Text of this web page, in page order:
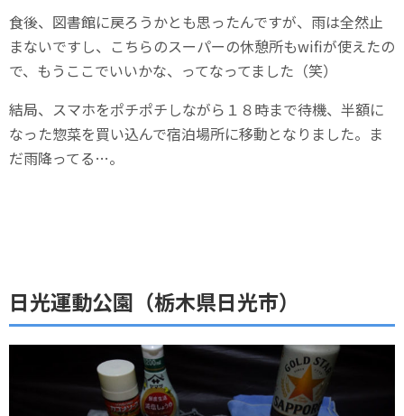
食後、図書館に戻ろうかとも思ったんですが、雨は全然止
まないですし、こちらのスーパーの休憩所もwifiが使えたの
で、もうここでいいかな、ってなってました（笑）
結局、スマホをポチポチしながら１８時まで待機、半額に
なった惣菜を買い込んで宿泊場所に移動となりました。ま
だ雨降ってる…。
日光運動公園（栃木県日光市）